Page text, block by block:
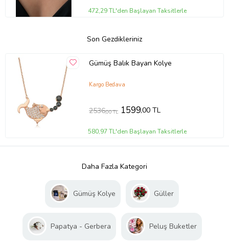
472,29 TL'den Başlayan Taksitlerle
Son Gezdikleriniz
Gümüş Balık Bayan Kolye
Kargo Bedava
2536,00 TL 1599,00 TL
580,97 TL'den Başlayan Taksitlerle
Daha Fazla Kategori
Gümüş Kolye Güller
Papatya - Gerbera Peluş Buketler